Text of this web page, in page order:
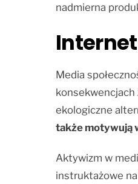
nadmierna
Media
konsekwencjach
ekologiczne
także motywują
Aktywizm w
instruktażowe